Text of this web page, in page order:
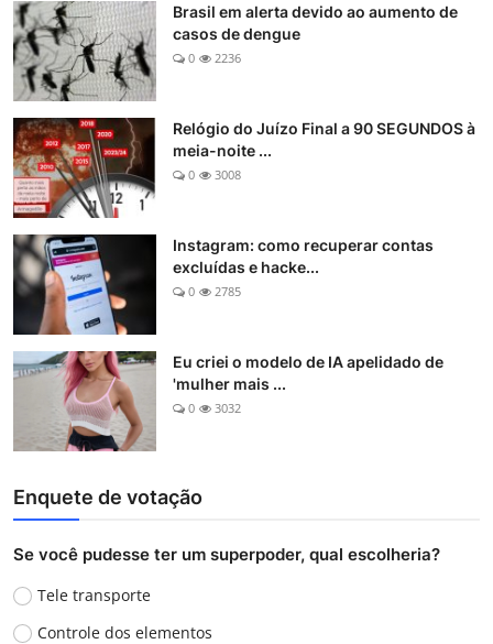
Brasil em alerta devido ao aumento de
casos de dengue
0 2236
Relógio do Juízo Final a 90 SEGUNDOS à
meia-noite ...
0 3008
Instagram: como recuperar contas
excluídas e hacke...
0 2785
Eu criei o modelo de IA apelidado de
'mulher mais ...
0 3032
Enquete de votação
Se você pudesse ter um superpoder, qual escolheria?
Tele transporte
Controle dos elementos